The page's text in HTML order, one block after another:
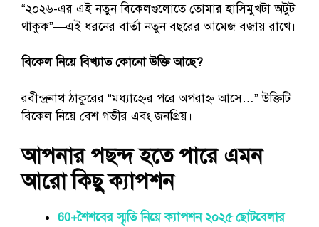
“২০২৬-এর এই নতুন বিকেলগুলোতে তোমার হাসিমুখটা অটুট
থাকুক”—এই ধরনের বার্তা নতুন বছরের আমেজ বজায় রাখে।
বিকেল নিয়ে বিখ্যাত কোনো উক্তি আছে?
রবীন্দ্রনাথ ঠাকুরের “মধ্যাহ্নের পরে অপরাহ্ণ আসে…” উক্তিটি
বিকেল নিয়ে বেশ গভীর এবং জনপ্রিয়।
আপনার পছন্দ হতে পারে এমন
আরো কিছু ক্যাপশন
60+শৈশবের স্মৃতি নিয়ে ক্যাপশন ২০২৫ ছোটবেলার